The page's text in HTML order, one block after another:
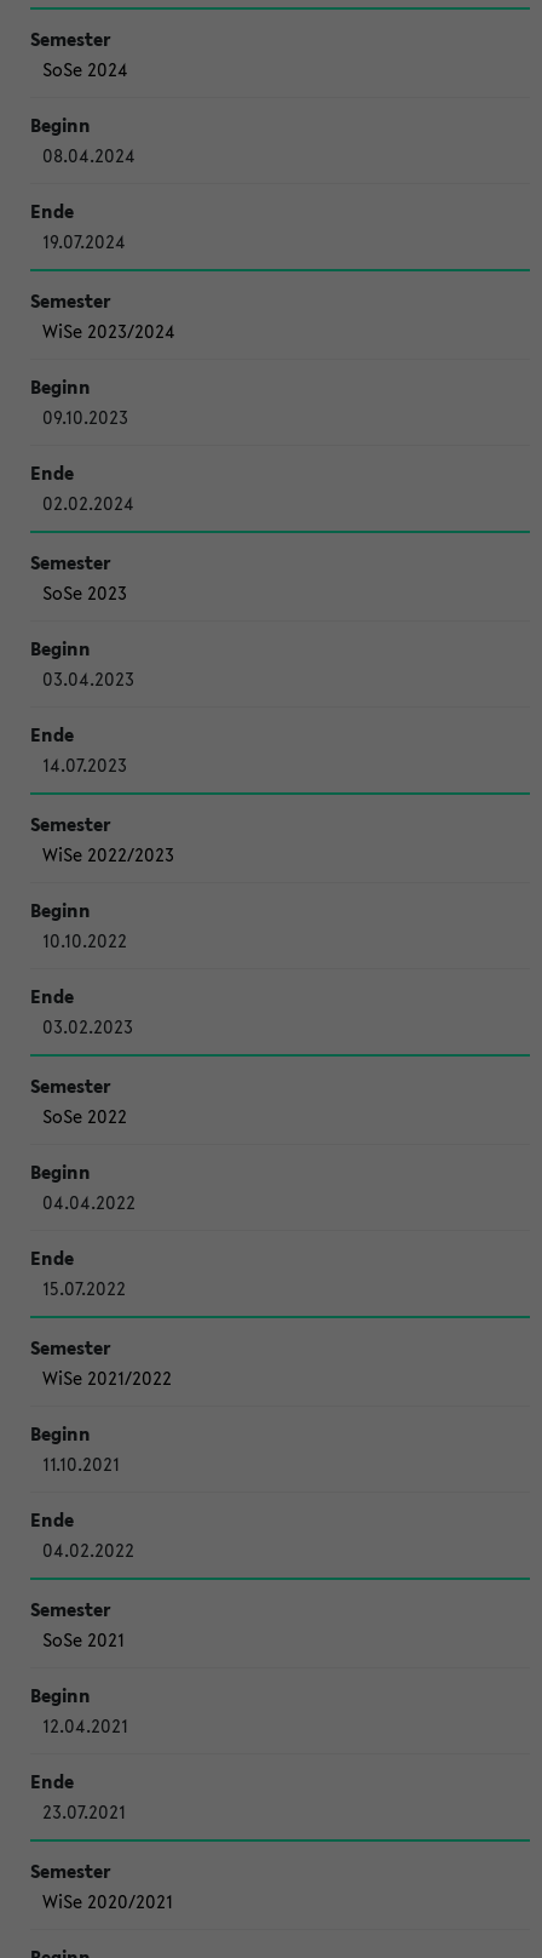
SoSe 2024
08.04.2024
19.07.2024
WiSe 2023/2024
09.10.2023
02.02.2024
SoSe 2023
03.04.2023
14.07.2023
WiSe 2022/2023
10.10.2022
03.02.2023
SoSe 2022
04.04.2022
15.07.2022
WiSe 2021/2022
11.10.2021
04.02.2022
SoSe 2021
12.04.2021
23.07.2021
WiSe 2020/2021